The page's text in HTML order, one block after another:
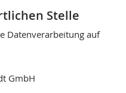
Stelle
Datenverarbeitung auf
GmbH